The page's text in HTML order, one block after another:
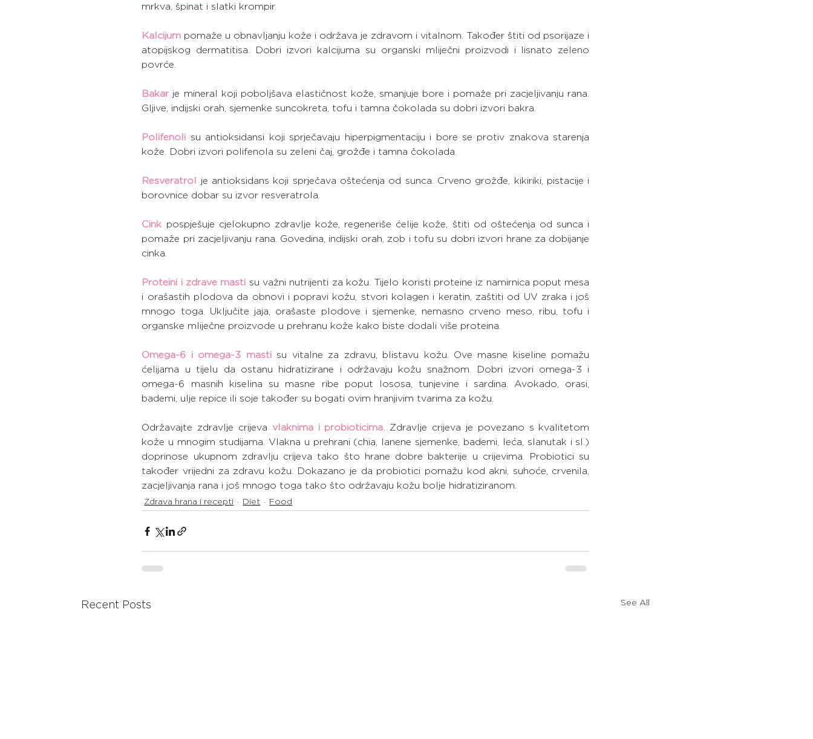
mrkva, špinat i slatki krompir.
Kalcijum pomaže u obnavljanju kože i održava je zdravom i vitalnom. Također štiti od psorijaze i
atopijskog dermatitisa. Dobri izvori kalcijuma su organski mliječni proizvodi i lisnato zeleno
povrće.
Bakar je mineral koji poboljšava elastičnost kože, smanjuje bore i pomaže pri zacjeljivanju rana.
Gljive, indijski orah, sjemenke suncokreta, tofu i tamna čokolada su dobri izvori bakra.
Polifenoli su antioksidansi koji sprječavaju hiperpigmentaciju i bore se protiv znakova starenja
kože. Dobri izvori polifenola su zeleni čaj, grožđe i tamna čokolada.
Resveratrol je antioksidans koji sprječava oštećenja od sunca. Crveno grožđe, kikiriki, pistacije i
borovnice dobar su izvor resveratrola.
Cink pospješuje cjelokupno zdravlje kože, regeneriše ćelije kože, štiti od oštećenja od sunca i
pomaže pri zacjeljivanju rana. Govedina, indijski orah, zob i tofu su dobri izvori hrane za dobijanje
cinka.
Proteini i zdrave masti su važni nutrijenti za kožu. Tijelo koristi proteine ​​iz namirnica poput mesa
i orašastih plodova da obnovi i popravi kožu, stvori kolagen i keratin, zaštiti od UV zraka i još
mnogo toga. Uključite jaja, orašaste plodove i sjemenke, nemasno crveno meso, ribu, tofu i
organske mliječne proizvode u prehranu kože kako biste dodali više proteina.
Omega-6 i omega-3 masti su vitalne za zdravu, blistavu kožu. Ove masne kiseline pomažu
ćelijama u tijelu da ostanu hidratizirane i održavaju kožu snažnom. Dobri izvori omega-3 i
omega-6 masnih kiselina su masne ribe poput lososa, tunjevine i sardina. Avokado, orasi,
bademi, ulje repice ili soje također su bogati ovim hranjivim tvarima za kožu.
Održavajte zdravlje crijeva vlaknima i probioticima. Zdravlje crijeva je povezano s kvalitetom
kože u mnogim studijama. Vlakna u prehrani (chia, lanene sjemenke, bademi, leća, slanutak i sl.)
doprinose ukupnom zdravlju crijeva tako što hrane dobre bakterije u crijevima. Probiotici su
također vrijedni za zdravu kožu. Dokazano je da probiotici pomažu kod akni, suhoće, crvenila,
zacjeljivanja rana i još mnogo toga tako što održavaju kožu bolje hidratiziranom.
Zdrava hrana i recepti Diet Food
Recent Posts See All